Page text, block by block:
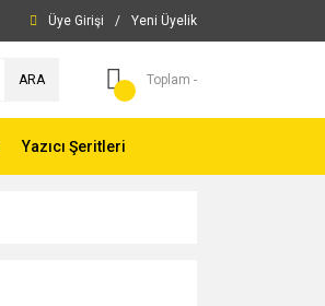
Üye Girişi / Yeni Üyelik
ARA Toplam -
Yazıcı Şeritleri